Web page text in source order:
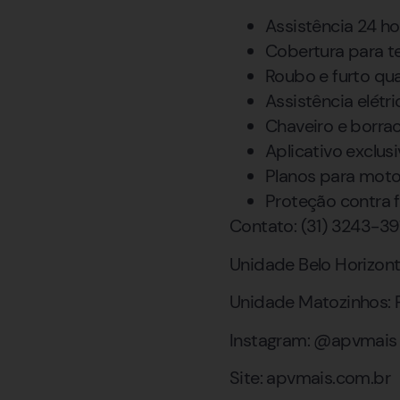
Assistência 24
Cobertura para
Roubo e furto
Assistência
Chaveiro e
Aplicativo
Planos para
Proteção contra
Contato: (31) 3243-
Unidade Belo
Unidade Matozinhos:
Instagram: @apvmais
Site: apvmais.com.br